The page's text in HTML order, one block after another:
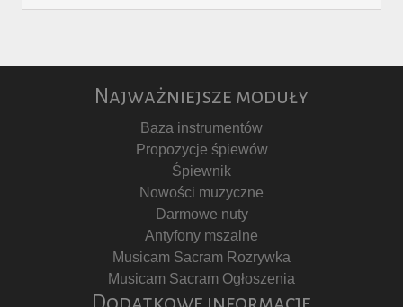
Najważniejsze moduły
Baza instrumentów
Propozycje śpiewów
Śpiewnik
Nowości muzyczne
Darmowe nuty
Antyfony mszalne
Musicam Sacram Rozrywka
Musicam Sacram Ogłoszenia